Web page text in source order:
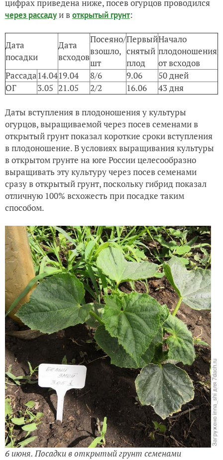
цифрах приведена ниже, посев огурцов проводился
через рассадуи воткрытый грунт:
Дата
посадки
Дата
всходов
Посеяно/
взошло,
шт
Первый
снятый
плод
Начало
плодоношения
от всходов
Рассада14.0419.04 8/6 9.06
50 дней
ОГ
3.05 21.05 2/2 16.06 43 дня
Даты вступления в плодоношения у культуры
огурцов, выращиваемой через посев семенами в
открытый грунт показал короткие сроки вступления
в плодоношение. В условиях выращивания культуры
в открытом грунте на юге России целесообразно
выращивать эту культуру через посев семенами
сразу в открытый грунт, поскольку гибрид показал
отличную 100% всхожесть при посадке таким
способом.
6 июня. Посадки в открытый грунт семенами